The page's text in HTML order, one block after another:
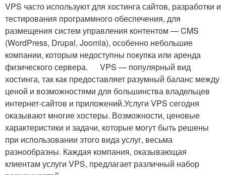
VPS часто используют для хостинга сайтов, разработки и
тестирования программного обеспечения, для
размещения систем управления контентом — CMS
(WordPress, Drupal, Joomla), особенно небольшие
компании, которым недоступны покупка или аренда
физического сервера. VPS — популярный вид
хостинга, так как предоставляет разумный баланс между
ценой и возможностями для большинства владельцев
интернет-сайтов и приложений.Услуги VPS сегодня
оказывают многие хостеры. Возможности, ценовые
характеристики и задачи, которые могут быть решены
при использовании этого вида услуг, весьма
разнообразны. Каждая компания, оказывающая
клиентам услуги VPS, предлагает различный набор